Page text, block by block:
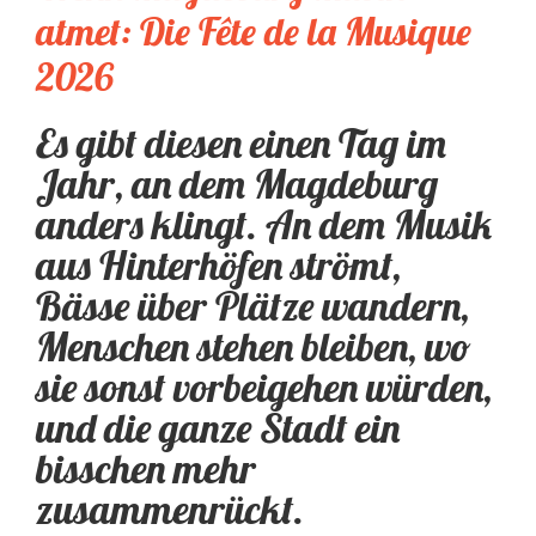
atmet: Die Fête de la Musique
2026
Es gibt diesen einen Tag im
Jahr, an dem Magdeburg
anders klingt. An dem Musik
aus Hinterhöfen strömt,
Bässe über Plätze wandern,
Menschen stehen bleiben, wo
sie sonst vorbeigehen würden,
und die ganze Stadt ein
bisschen mehr
zusammenrückt.